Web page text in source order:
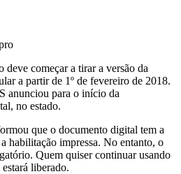
começar a tirar a versão da
a partir de 1º de fevereiro de 2018.
anunciou para o início da
no estado.
que o documento digital tem a
habilitação impressa. No entanto, o
Quem quiser continuar usando
liberado.